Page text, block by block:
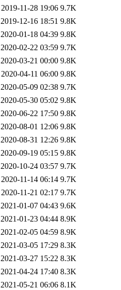
2019-11-28 19:06 9.7K
2019-12-16 18:51 9.8K
2020-01-18 04:39 9.8K
2020-02-22 03:59 9.7K
2020-03-21 00:00 9.8K
2020-04-11 06:00 9.8K
2020-05-09 02:38 9.7K
2020-05-30 05:02 9.8K
2020-06-22 17:50 9.8K
2020-08-01 12:06 9.8K
2020-08-31 12:26 9.8K
2020-09-19 05:15 9.8K
2020-10-24 03:57 9.7K
2020-11-14 06:14 9.7K
2020-11-21 02:17 9.7K
2021-01-07 04:43 9.6K
2021-01-23 04:44 8.9K
2021-02-05 04:59 8.9K
2021-03-05 17:29 8.3K
2021-03-27 15:22 8.3K
2021-04-24 17:40 8.3K
2021-05-21 06:06 8.1K